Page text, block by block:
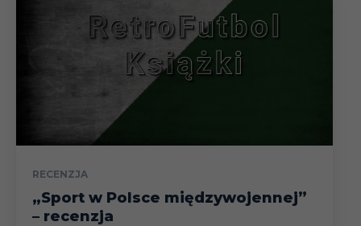
RECENZJA
„Sport w Polsce międzywojennej”
– recenzja